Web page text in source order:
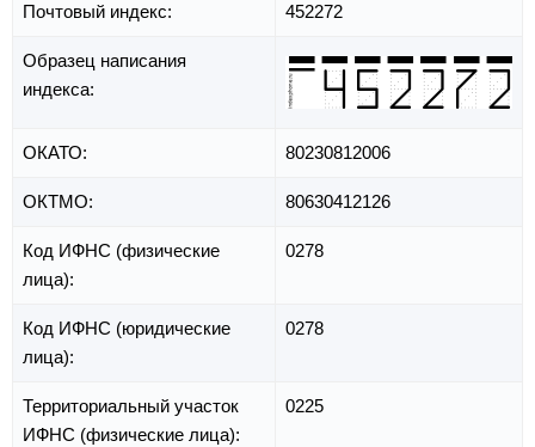
Почтовый индекс: 452272
Образец написания
индекса:
ОКАТО: 80230812006
ОКТМО: 80630412126
Код ИФНС (физические
лица):
0278
Код ИФНС (юридические
лица):
0278
Территориальный участок
ИФНС (физические лица):
0225